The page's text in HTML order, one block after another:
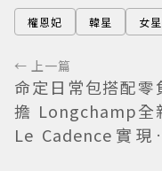
權恩妃 韓星 女星
← 上一篇
命定日常包搭配零
擔 Longchamp全
Le Cadence實現